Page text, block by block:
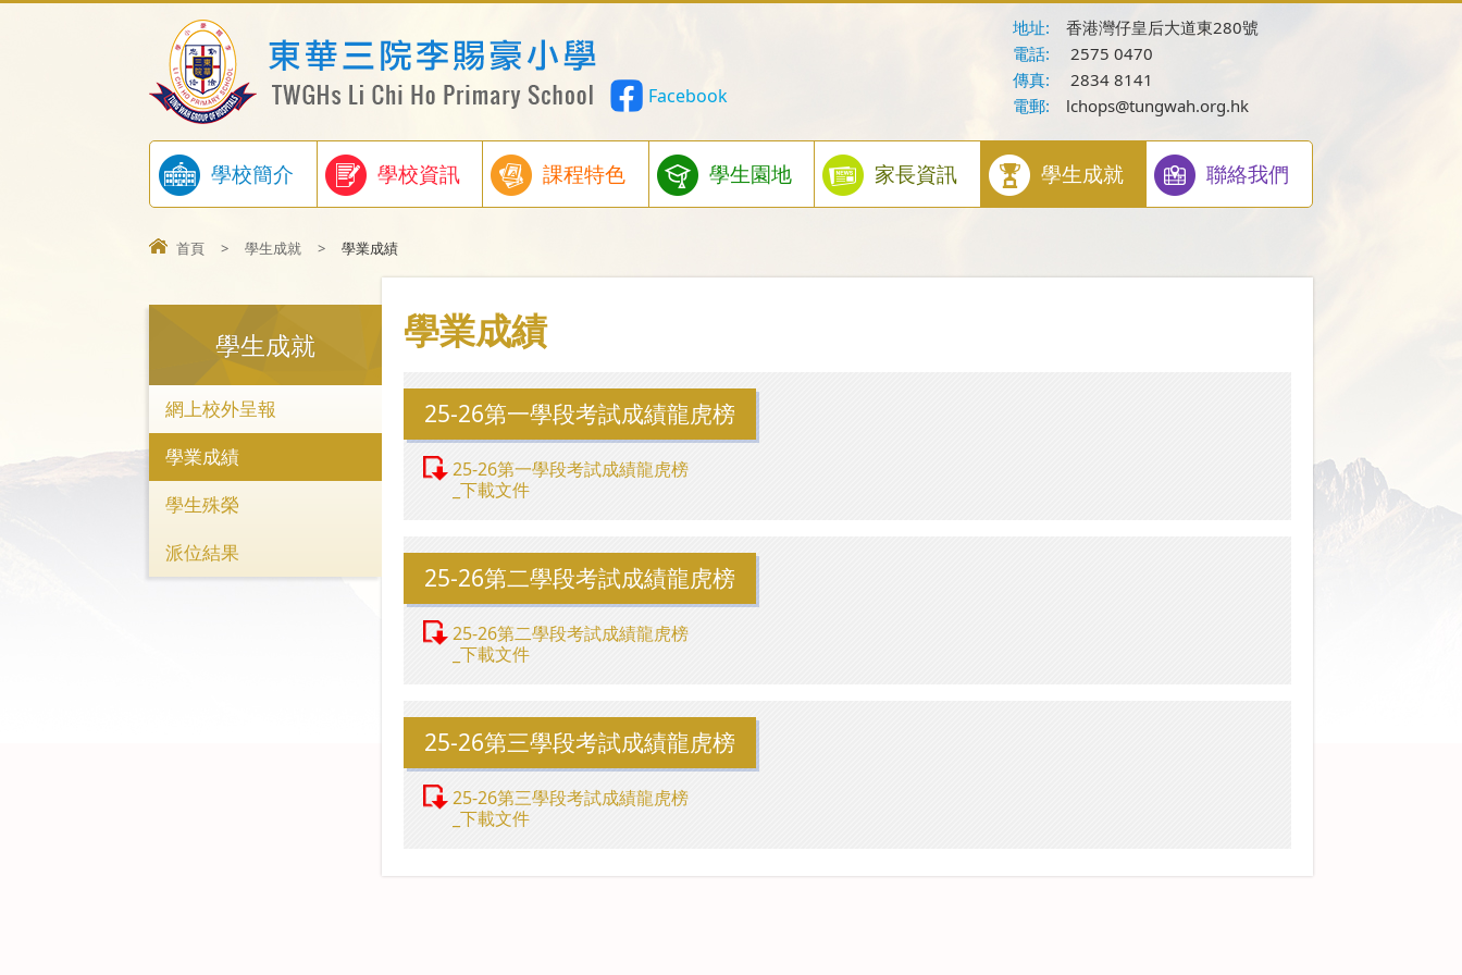
Facebook
地址:
香港灣仔皇后大道東280號
電話:
2575 0470
傳真:
2834 8141
電郵:
lchops@tungwah.org.hk
學校簡介 學校資訊 課程特色 學生園地 家長資訊 學生成就 聯絡我們
首頁 > 學生成就 > 學業成績
學業成績
25-26第一學段考試成績龍虎榜
25-26第一學段考試成績龍虎榜
_下載文件
25-26第二學段考試成績龍虎榜
25-26第二學段考試成績龍虎榜
_下載文件
25-26第三學段考試成績龍虎榜
25-26第三學段考試成績龍虎榜
_下載文件
學生成就
網上校外呈報
學業成績
學生殊榮
派位結果